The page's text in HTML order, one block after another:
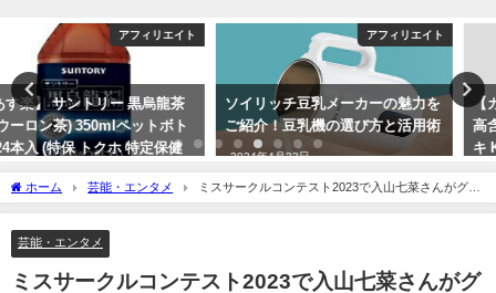
アフィリエイト
ソイリッチ豆乳メーカーの魅力を
ご紹介！豆乳機の選び方と活用術
2024年4月23日
アフィリエイト
【カラコン】 UVカット モイスト
高含水 度あり 度なし 盛れる ドン
キ Knock Knockワンデーレンズ
の魅力とは？
ホーム 芸能・エンタメ
ミスサークルコンテスト2023で入山七菜さんがグラ
ンプリ獲得！東洋大学の美女が輝きを放つ
芸能・エンタメ
ミスサークルコンテスト2023で入山七菜さんがグ